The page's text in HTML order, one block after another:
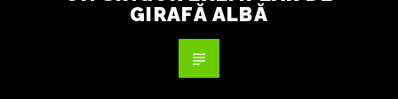
GIRAFĂ ALBĂ